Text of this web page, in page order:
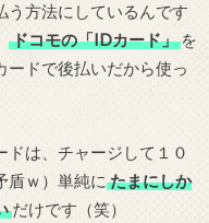
う方法にしているんです
ドコモの「IDカード」を
ードで後払いだから使っ
は、チャージして１０
盾ｗ）単純に たまにしか
だけです（笑）